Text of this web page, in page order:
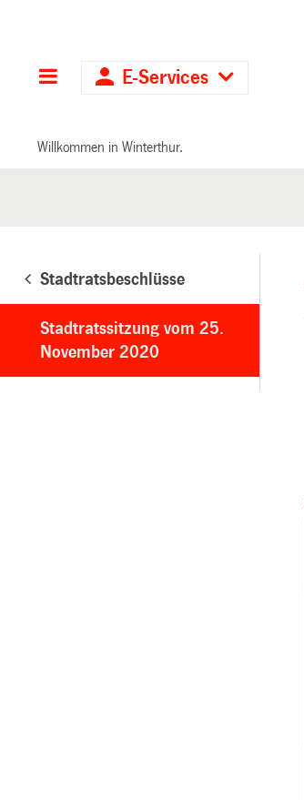
Hauptnavigation
E-Services
Willkommen in Winterthur.
Stadtratsbeschlüsse
Stadtratssitzung vom 25.
November 2020